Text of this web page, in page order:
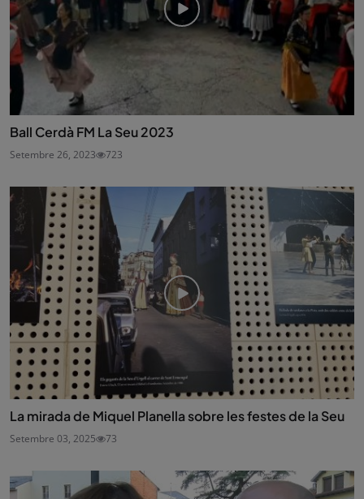
Ball Cerdà FM La Seu 2023
Setembre 26, 2023 723
La mirada de Miquel Planella sobre les festes de la Seu
Setembre 03, 2025 73